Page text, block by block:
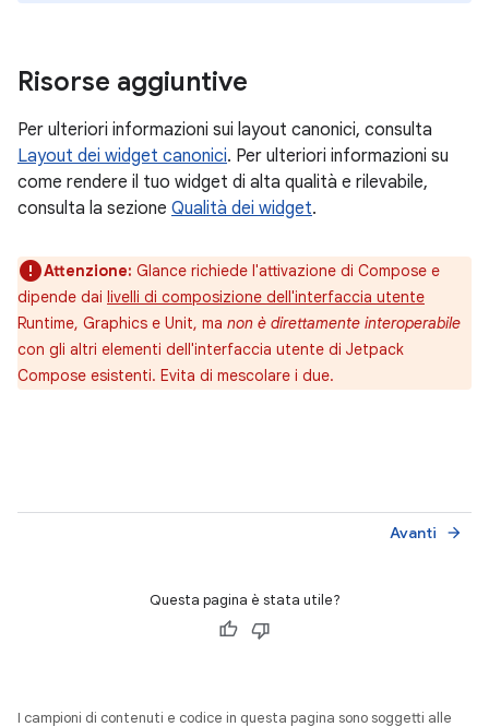
Risorse aggiuntive
Per ulteriori informazioni sui layout canonici, consulta
Layout dei widget canonici. Per ulteriori informazioni su
come rendere il tuo widget di alta qualità e rilevabile,
consulta la sezione Qualità dei widget.
Attenzione: Glance richiede l'attivazione di Compose e
dipende dai livelli di composizione dell'interfaccia utente
Runtime, Graphics e Unit, ma non è direttamente interoperabile
con gli altri elementi dell'interfaccia utente di Jetpack
Compose esistenti. Evita di mescolare i due.
Avanti arrow_forward
Questa pagina è stata utile?
I campioni di contenuti e codice in questa pagina sono soggetti alle